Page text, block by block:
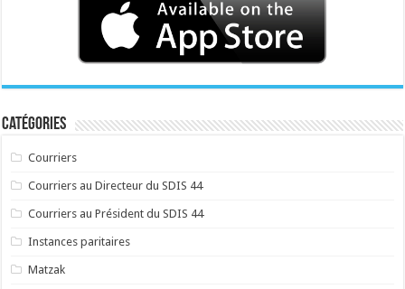
Catégories
Courriers
Courriers au Directeur du SDIS 44
Courriers au Président du SDIS 44
Instances paritaires
Matzak